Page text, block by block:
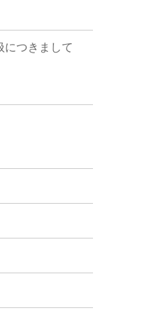
につきまして